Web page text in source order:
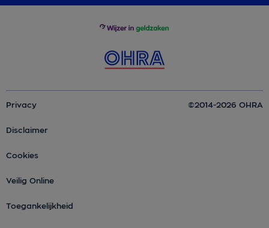
Privacy
Disclaimer
Cookies
Veilig Online
Toegankelijkheid
©2014-2026 OHRA